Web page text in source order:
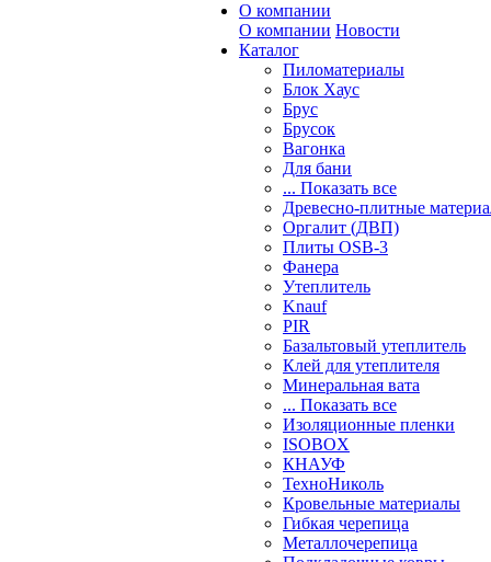
О компании
О компании Новости
Каталог
Пиломатериалы
Блок Хаус
Брус
Брусок
Вагонка
Для бани
... Показать все
Древесно-плитные
Оргалит (ДВП)
Плиты OSB-3
Фанера
Утеплитель
Knauf
PIR
Базальтовый утеплитель
Клей для утеплителя
Минеральная вата
... Показать все
Изоляционные пленки
ISOBOX
КНАУФ
ТехноНиколь
Кровельные материалы
Гибкая черепица
Металлочерепица